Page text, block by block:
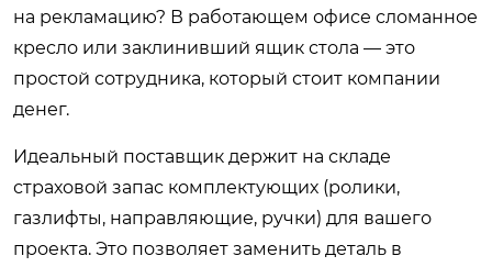
на рекламацию? В работающем офисе сломанное
кресло или заклинивший ящик стола — это
простой сотрудника, который стоит компании
денег.
Идеальный поставщик держит на складе
страховой запас комплектующих (ролики,
газлифты, направляющие, ручки) для вашего
проекта. Это позволяет заменить деталь в